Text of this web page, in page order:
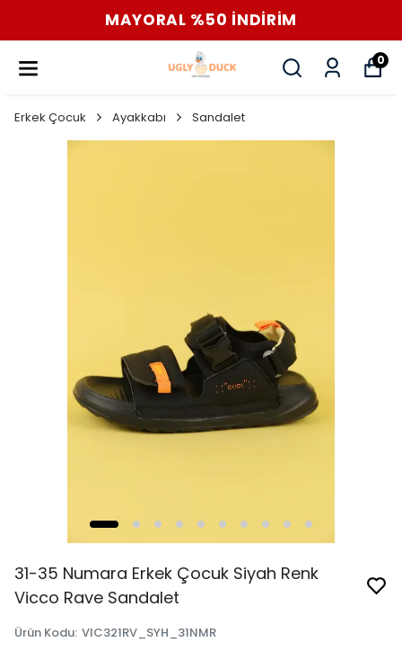
MAYORAL %50 İNDİRİM
0
Erkek Çocuk Ayakkabı Sandalet
31-35 Numara Erkek Çocuk Siyah Renk
Vicco Rave Sandalet
Ürün Kodu: VIC321RV_SYH_31NMR